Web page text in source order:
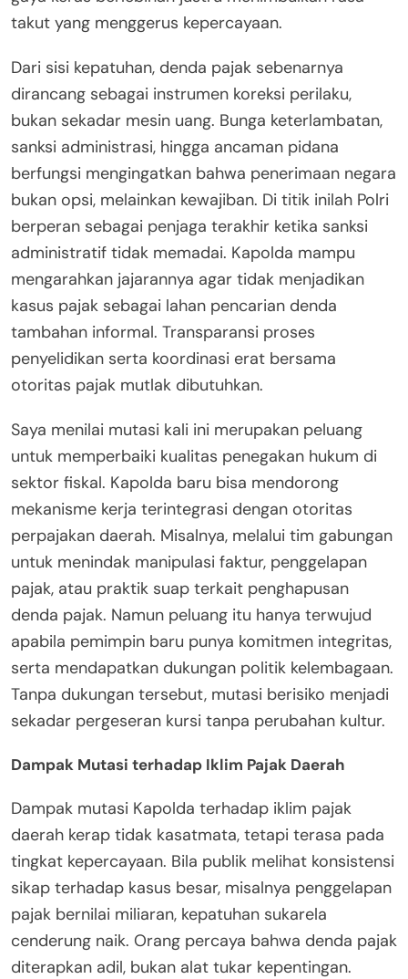
takut yang menggerus kepercayaan.
Dari sisi kepatuhan, denda pajak sebenarnya
dirancang sebagai instrumen koreksi perilaku,
bukan sekadar mesin uang. Bunga keterlambatan,
sanksi administrasi, hingga ancaman pidana
berfungsi mengingatkan bahwa penerimaan negara
bukan opsi, melainkan kewajiban. Di titik inilah Polri
berperan sebagai penjaga terakhir ketika sanksi
administratif tidak memadai. Kapolda mampu
mengarahkan jajarannya agar tidak menjadikan
kasus pajak sebagai lahan pencarian denda
tambahan informal. Transparansi proses
penyelidikan serta koordinasi erat bersama
otoritas pajak mutlak dibutuhkan.
Saya menilai mutasi kali ini merupakan peluang
untuk memperbaiki kualitas penegakan hukum di
sektor fiskal. Kapolda baru bisa mendorong
mekanisme kerja terintegrasi dengan otoritas
perpajakan daerah. Misalnya, melalui tim gabungan
untuk menindak manipulasi faktur, penggelapan
pajak, atau praktik suap terkait penghapusan
denda pajak. Namun peluang itu hanya terwujud
apabila pemimpin baru punya komitmen integritas,
serta mendapatkan dukungan politik kelembagaan.
Tanpa dukungan tersebut, mutasi berisiko menjadi
sekadar pergeseran kursi tanpa perubahan kultur.
Dampak Mutasi terhadap Iklim Pajak Daerah
Dampak mutasi Kapolda terhadap iklim pajak
daerah kerap tidak kasatmata, tetapi terasa pada
tingkat kepercayaan. Bila publik melihat konsistensi
sikap terhadap kasus besar, misalnya penggelapan
pajak bernilai miliaran, kepatuhan sukarela
cenderung naik. Orang percaya bahwa denda pajak
diterapkan adil, bukan alat tukar kepentingan.